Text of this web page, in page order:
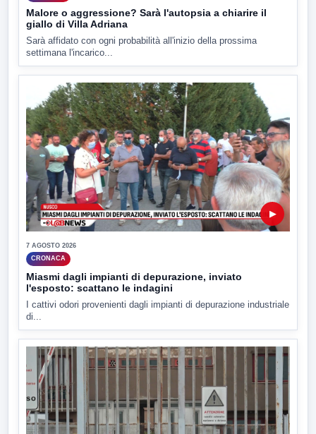
Malore o aggressione? Sarà l'autopsia a chiarire il
giallo di Villa Adriana
Sarà affidato con ogni probabilità all'inizio della prossima
settimana l'incarico...
▶
7 AGOSTO 2026
CRONACA
Miasmi dagli impianti di depurazione, inviato
l'esposto: scattano le indagini
I cattivi odori provenienti dagli impianti di depurazione industriale
di...